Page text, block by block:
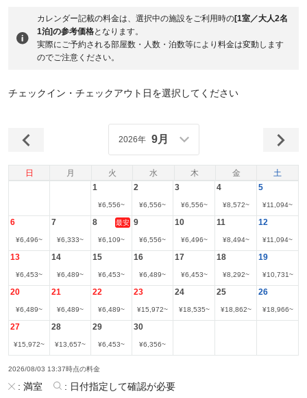
カレンダー記載の料金は、選択中の施設をご利用時の[1室／大人2名
1泊]の参考価格となります。
実際にご予約される部屋数・人数・泊数等により料金は変動します
のでご注意ください。
チェックイン・チェックアウト日を選択してください
日 月 火 水 木 金 土
2026年 9月
1
¥6,556~
2
¥6,556~
3
¥6,556~
4
¥8,572~
5
¥11,094~
6
¥6,496~
7
¥6,333~
8 最安
¥6,109~
9
¥6,556~
10
¥6,496~
11
¥8,494~
12
¥11,094~
13
¥6,453~
14
¥6,489~
15
¥6,453~
16
¥6,489~
17
¥6,453~
18
¥8,292~
19
¥10,731~
20
¥6,489~
21
¥6,489~
22
¥6,489~
23
¥15,972~
24
¥18,535~
25
¥18,862~
26
¥18,966~
27
¥15,972~
28
¥13,657~
29
¥6,453~
30
¥6,356~
2026/08/03 13:37時点の料金
: 満室 : 日付指定して確認が必要